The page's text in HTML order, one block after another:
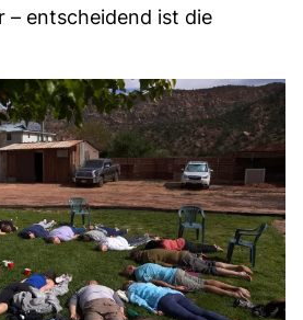
– entscheidend ist die